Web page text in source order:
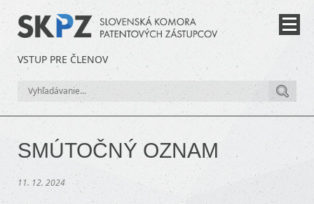
VSTUP PRE ČLENOV
SMÚTOČNÝ OZNAM
11. 12. 2024